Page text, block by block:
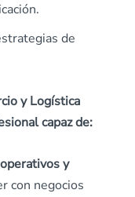
de
y Logística
capaz de:
y
con negocios